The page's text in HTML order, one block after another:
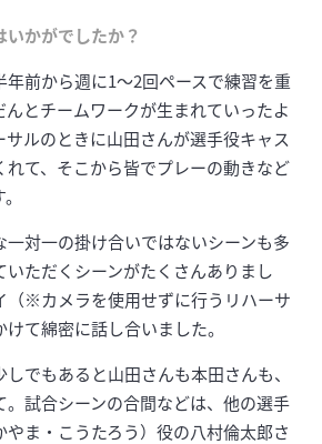
かがでしたか？
前から週に1～2回ペースで練習を重
とチームワークが生まれていったよ
サルのときに山田さんが選手役キャス
れて、そこから皆でプレーの動きなど
対一の掛け合いではないシーンも多
いただくシーンがたくさんありまし
（※カメラを使用せずに行うリハーサ
て綿密に話し合いました。
でもあると山田さんも本田さんも、
。試合シーンの合間などは、他の選手
ま・こうたろう）役の八村倫太郎さ